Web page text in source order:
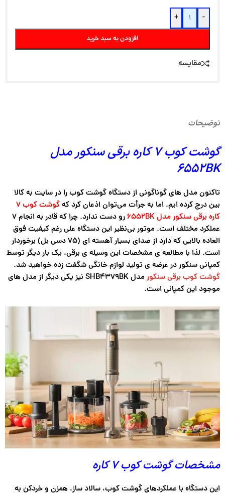
-
+
افزودن به سبد خرید
مقایسه
توضیحات
گوشت کوب 7 کاره برقی سنکور مدل
6552BK
تاکنون مدل های گوناگونی از دستگاه گوشت کوب را در سایت به کالا
بین درج کرده ایم. اما به جرأت می‌توان اذعان کرد که
گوشت کوب 7
کاره برقی سنکور مدل 6552BK
رو دست ندارد. چرا که قادر به انجام ۷
عملکرد مختلف است. موتور بی‌نظیر این دستگاه علی رغم کیفیت فوق
العاده بالایی که دارد از صدای بسیار آهسته ای (۷۵ دسی بل) برخوردار
است. لذا با مطالعه ی مشخصات این وسیله ی برقی، یک بار دیگر توسط
کمپانی سنکور در عرضه ی تولید لوازم خانگی شگفت زده خواهید شد.
گوشت کوب برقی سنکور
مدل SHB4379BK نیز یکی دیگر از مدل های
موجود این کمپانی است.
مشخصات گوشت کوب ۷ کاره
این دستگاه با عملکردهای گوشت کوب، سالاد ساز، همزن و خردکن به